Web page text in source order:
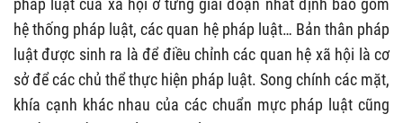
hệ thống pháp luật, các quan hệ pháp luật… Bản thân pháp
luật được sinh ra là để điều chỉnh các quan hệ xã hội là cơ
sở để các chủ thể thực hiện pháp luật. Song chính các mặt,
khía cạnh khác nhau của các chuẩn mực pháp luật cũng